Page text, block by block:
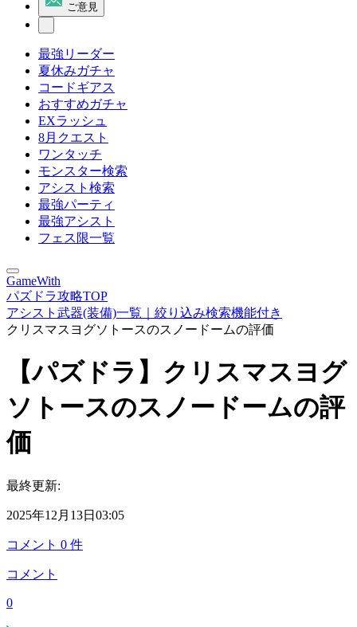
ご意見
最強リーダー
夏休みガチャ
コードギアス
おすすめガチャ
EXラッシュ
8月クエスト
ワンタッチ
モンスター検索
アシスト検索
最強パーティ
最強アシスト
フェス限一覧
GameWith
パズドラ攻略TOP
アシスト武器(装備)一覧｜絞り込み検索機能付き
クリスマスヨグソトースのスノードームの評価
【パズドラ】クリスマスヨグ
ソトースのスノードームの評
価
最終更新:
2025年12月13日03:05
コメント 0 件
コメント
0